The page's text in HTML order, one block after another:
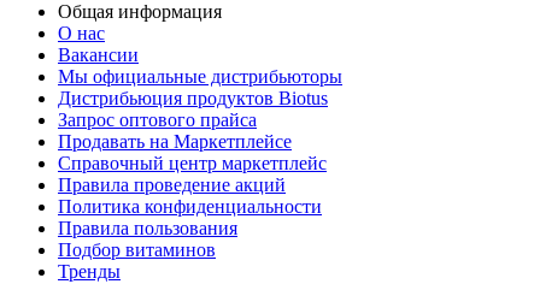
Общая информация
О нас
Вакансии
Мы официальные дистрибьюторы
Дистрибьюция продуктов Biotus
Запрос оптового прайса
Продавать на Маркетплейсе
Справочный центр маркетплейс
Правила проведение акций
Политика конфиденциальности
Правила пользования
Подбор витаминов
Тренды